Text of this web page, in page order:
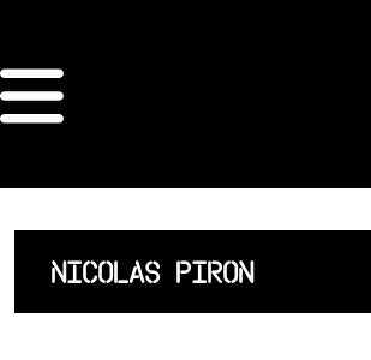
ORDRE DES
ARCHITECTES
ACCUEIL
LISTE DES
NICOLAS PIRON